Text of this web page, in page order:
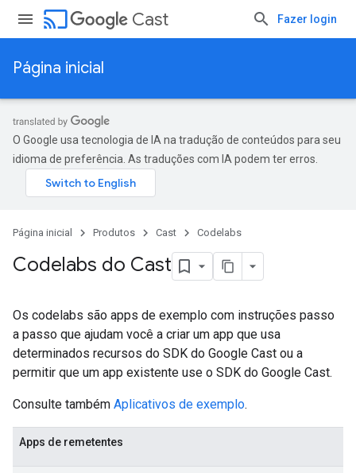
cast Cast Fazer login
Página inicial
O Google usa tecnologia de IA na tradução de conteúdos para seu
idioma de preferência. As traduções com IA podem ter erros.
Página inicial Produtos Cast Codelabs
Codelabs do Cast
Os codelabs são apps de exemplo com instruções passo
a passo que ajudam você a criar um app que usa
determinados recursos do SDK do Google Cast ou a
permitir que um app existente use o SDK do Google Cast.
Consulte também Aplicativos de exemplo.
Apps de remetentes